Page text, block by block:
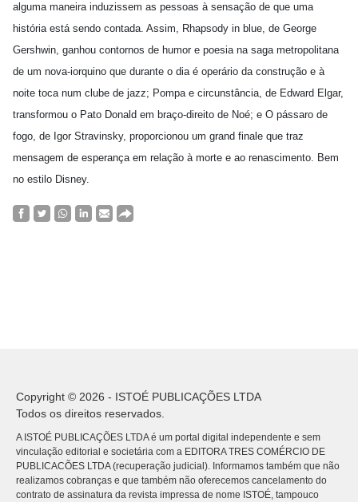
alguma maneira induzissem as pessoas à sensação de que uma
história está sendo contada. Assim, Rhapsody in blue, de George
Gershwin, ganhou contornos de humor e poesia na saga metropolitana
de um nova-iorquino que durante o dia é operário da construção e à
noite toca num clube de jazz; Pompa e circunstância, de Edward Elgar,
transformou o Pato Donald em braço-direito de Noé; e O pássaro de
fogo, de Igor Stravinsky, proporcionou um grand finale que traz
mensagem de esperança em relação à morte e ao renascimento. Bem
no estilo Disney.
Copyright © 2026 - ISTOÉ PUBLICAÇÕES LTDA
Todos os direitos reservados.
A ISTOÉ PUBLICAÇÕES LTDA é um portal digital independente e sem
vinculação editorial e societária com a EDITORA TRES COMÉRCIO DE
PUBLICACÕES LTDA (recuperação judicial). Informamos também que não
realizamos cobranças e que também não oferecemos cancelamento do
contrato de assinatura da revista impressa de nome ISTOÉ, tampouco